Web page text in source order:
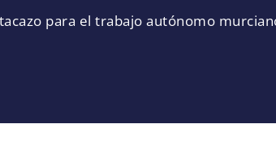
para el trabajo autónomo